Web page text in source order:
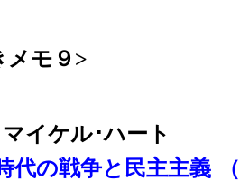
メモ９>
イケル･ハート
代の戦争と民主主義